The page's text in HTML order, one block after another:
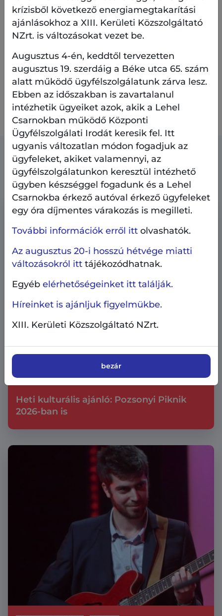
Szeretettel várunk minden kisgyerekes családot a
novemberi Tücsök túránkra, idén utoljára.
Programjainkra, kulturális rendezvényeinkre
ezután is várjuk Önöket.
A kerületi kulturális színtereinkről ITTtalál
részleteket.
További információ és virtuális séta:
Kapcsolódó tartalmak
Kultúra
Heti kulturális ajánló: Pozsonyi Piknik
2026-ban is
krízisből következő energiamegtakarítási
ajánlásokhoz a XIII. Kerületi Közszolgáltató
NZrt. is változásokat vezet be.
Augusztus 4-én, keddtől tervezetten
augusztus 19. szerdáig a Béke utca 65. szám
alatt működő ügyfélszolgálatunk zárva lesz.
Ebben az időszakban is zavartalanul
intézhetik ügyeiket azok, akik a Lehel
Csarnokban működő Központi
Ügyfélszolgálati Irodát keresik fel. Itt
ugyanis változatlan módon fogadjuk az
ügyfeleket, akiket valamennyi, az
ügyfélszolgálatunkon keresztül intézhető
ügyben készséggel fogadunk és a Lehel
Csarnokba érkező autóval érkező ügyfeleket
egy óra díjmentes várakozás is megilleti.
További információk erről ittolvashatók.
Az augusztus 20-i hosszú hétvége miatti
változásokról itttájékozódhatnak.
Egyéb elérhetőségeinket itt találják.
Híreinket is ajánljuk figyelmükbe.
XIII. Kerületi Közszolgáltató NZrt.
bezár